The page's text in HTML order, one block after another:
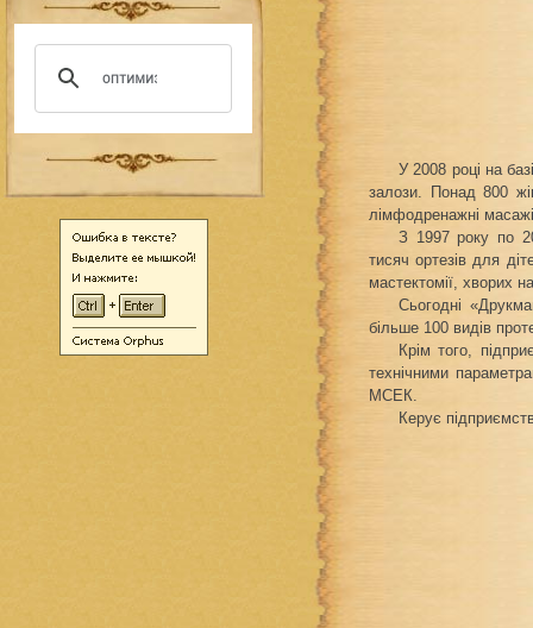
У 2008 році на
залози. Понад 800
лімфодренажні
З 1997 року по
тисяч ортезів для
мастектомії, хворих
Сьогодні
більше 100 видів
Крім того,
технічними
МСЕК.
Керує